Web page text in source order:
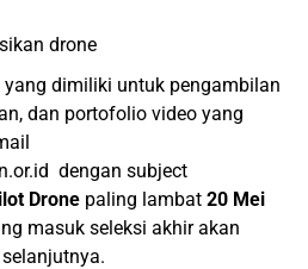
drone
yang dimiliki untuk pengambilan
dan portofolio video yang
dengan subject
Drone paling lambat 20 Mei
masuk seleksi akhir akan